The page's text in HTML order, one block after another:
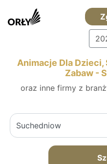
Animacje Dla
Zabaw -
oraz inne firmy z